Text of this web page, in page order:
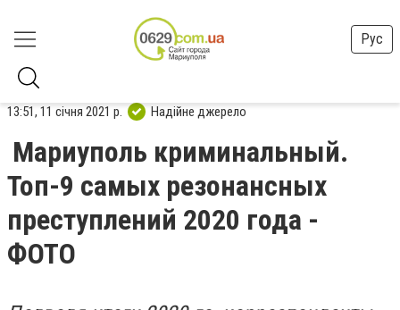
Рус
13:51, 11 січня 2021 р. Надійне джерело
Мариуполь криминальный.
Топ-9 самых резонансных
преступлений 2020 года -
ФОТО